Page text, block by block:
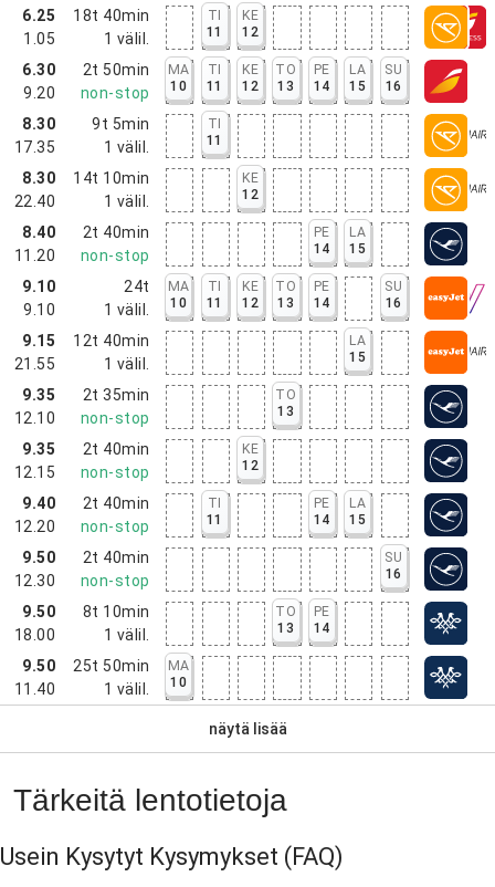
6.25
1.05
18t 40min
1 välil.
TI
11
KE
12
6.30
9.20
2t 50min
non-stop
MA
10
TI
11
KE
12
TO
13
PE
14
LA
15
SU
16
8.30
17.35
9t 5min
1 välil.
TI
11
8.30
22.40
14t 10min
1 välil.
KE
12
8.40
11.20
2t 40min
non-stop
PE
14
LA
15
9.10
9.10
24t
1 välil.
MA
10
TI
11
KE
12
TO
13
PE
14
SU
16
9.15
21.55
12t 40min
1 välil.
LA
15
9.35
12.10
2t 35min
non-stop
TO
13
9.35
12.15
2t 40min
non-stop
KE
12
9.40
12.20
2t 40min
non-stop
TI
11
PE
14
LA
15
9.50
12.30
2t 40min
non-stop
SU
16
9.50
18.00
8t 10min
1 välil.
TO
13
PE
14
9.50
11.40
25t 50min
1 välil.
MA
10
näytä lisää
Tärkeitä lentotietoja
Usein Kysytyt Kysymykset (FAQ)